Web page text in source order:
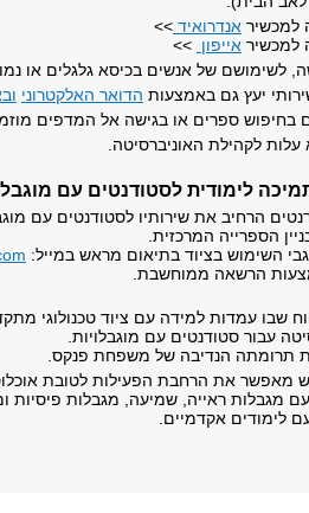
למכשיר אנדרואיד >>
למכשיר אייפון >>
לשימושם של אנשים בכיסא גלגלים או
יעץ גם באמצעות הדואר האלקטרוני
ספרים או בגישה אל המדפים
לקהילת האוניברסיטה.
לימודית לסטודנטים עם
הרחיב את שירותיו לסטודנטים עם
הספרייה המרכזית.
השימוש בציוד בתיאום מראש במייל:
הרשאה ממוחשבת.
שבו עמדות למידה עם ציוד טכנולוגי
עבור סטודנטים עם מוגבלויות.
תרומתה הנדיבה של משפחת פנקס.
הפעילות לטובת אוכלוסייה של מעל 100 סטודנטים עם
מגבלות ראייה, שמיעה, מגבלות
לימודים אקדמיים.